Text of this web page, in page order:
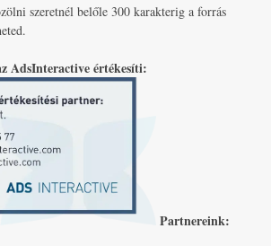
szeretnél belőle 300 karakterig a forrás
AdsInteractive értékesíti:
Partnereink: